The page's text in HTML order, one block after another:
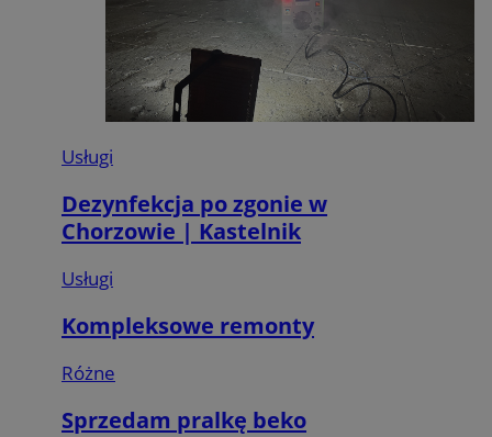
Usługi
Dezynfekcja po zgonie w
Chorzowie | Kastelnik
Usługi
Kompleksowe remonty
Różne
Sprzedam pralkę beko